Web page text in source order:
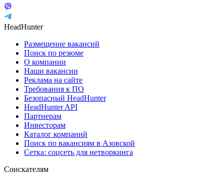
HeadHunter
Размещение вакансий
Поиск по резюме
О компании
Наши вакансии
Реклама на сайте
Требования к ПО
Безопасный HeadHunter
HeadHunter API
Партнерам
Инвесторам
Каталог компаний
Поиск по вакансиям в Азовской
Сетка: соцсеть для нетворкинга
Соискателям